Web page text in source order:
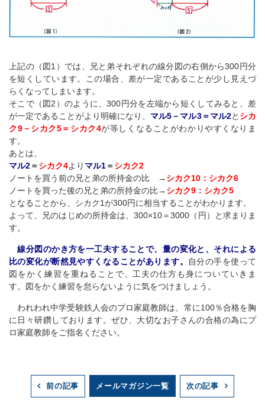
上記の（図1）では、兄と弟それぞれの線分図の右側から300円分
を短くしています。この場合、差が一定であることが少し見えづ
らくなってしまいます。
そこで（図2）のように、300円分を左端から短くしてみると、差
が一定であることがより明確になり、 マル5－マル3＝マル2と シカ
ク9－シカク5＝シカク4が等しくなることがわかりやすくなりま
す。
あとは、
マル2＝シカク4より マル1＝シカク2
ノートを買う前の兄と弟の所持金の比 → シカク10：シカク6
ノートを買った後の兄と弟の所持金の比→ シカク9：シカク5
となることから、シカク1が300円に相当することがわかります。
よって、兄のはじめの所持金は、300×10＝3000（円）と求まりま
す。
線分図のかき方を一工夫することで、量の変化と、それによる
比の変化が断然見やすくなることがあります。
自分の手を使って
図をかく練習を重ねることで、工夫の仕方も身についていきま
す。図をかく練習を怠らないように気をつけましょう。
われわれ中学受験鉄人会のプロ家庭教師は、常に100％合格を胸
に日々研鑽しております。ぜひ、大切なお子さんの合格の為にプ
ロ家庭教師をご指名ください。
前の記事 メールマガジン一覧 次の記事